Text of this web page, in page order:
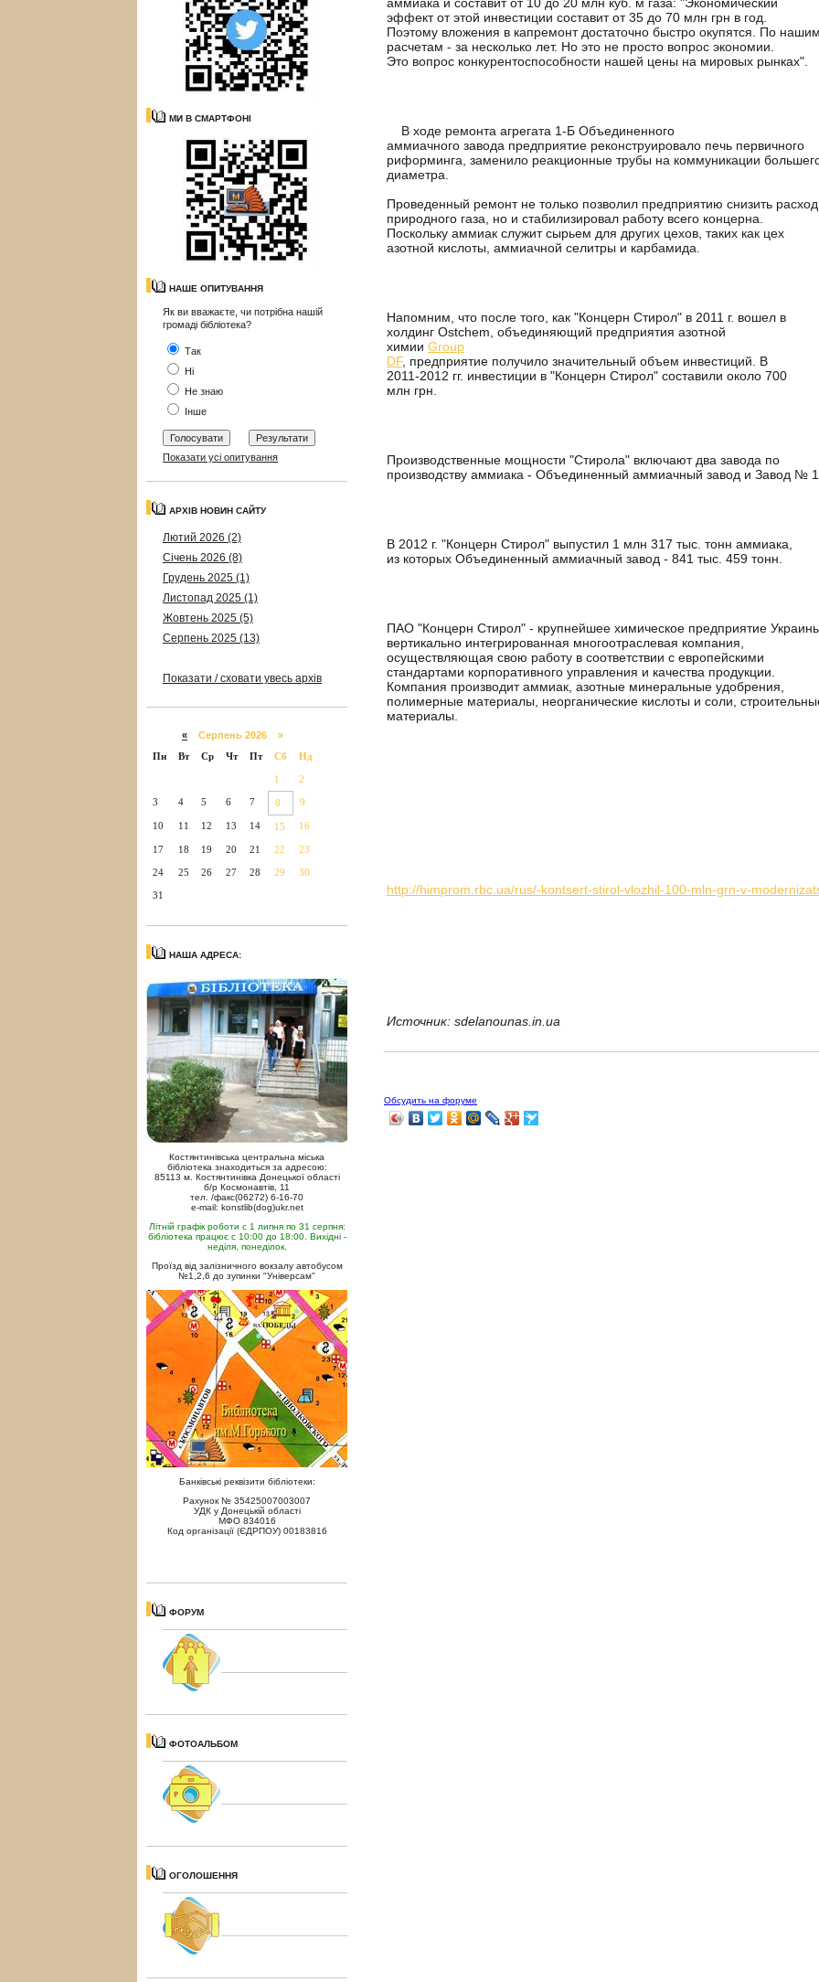
МИ В СМАРТФОНІ
НАШЕ ОПИТУВАННЯ
Як ви вважаєте, чи потрібна нашій
громаді бібліотека?
Так
Ні
Не знаю
Інше
Показати усі опитування
АРХІВ НОВИН САЙТУ
Лютий 2026 (2)
Січень 2026 (8)
Грудень 2025 (1)
Листопад 2025 (1)
Жовтень 2025 (5)
Серпень 2025 (13)
Показати / сховати увесь архів
« Серпень 2026 »
Пн
Вт Ср Чт Пт Сб Нд
1 2
3 4 5 6 7 8 9
10 11 12 13 14 15 16
17 18 19 20 21 22 23
24 25 26 27 28 29 30
31
НАША АДРЕСА:
Костянтинівська центральна міська
бібліотека знаходиться за адресою:
85113 м. Костянтинівка Донецької області
б/р Космонавтів, 11
тел. /факс(06272) 6-16-70
e-mail: konstlib(dog)ukr.net
Літній графік роботи с 1 липня по 31 серпня:
бібліотека працює с 10:00 до 18:00. Вихідні -
неділя, понеділок.
Проїзд від залізничного вокзалу автобусом
№1,2,6 до зупинки "Універсам"
Банківські реквізити бібліотеки:
Рахунок № 35425007003007
УДК у Донецькій області
МФО 834016
Код організації (ЄДРПОУ) 00183816
ФОРУМ
ФОТОАЛЬБОМ
ОГОЛОШЕННЯ
эффект от этой инвестиции составит от 35 до 70 млн грн в год.
Поэтому вложения в капремонт достаточно быстро окупятся. По
расчетам - за несколько лет. Но это не просто вопрос экономии.
Это вопрос конкурентоспособности нашей цены на мировых рынках".
В ходе ремонта агрегата 1-Б Объединенного
аммиачного завода предприятие реконструировало печь первичного
риформинга, заменило реакционные трубы на коммуникации
диаметра.
Проведенный ремонт не только позволил предприятию снизить расход
природного газа, но и стабилизировал работу всего концерна.
Поскольку аммиак служит сырьем для других цехов, таких как цех
азотной кислоты, аммиачной селитры и карбамида.
Напомним, что после того, как "Концерн Стирол" в 2011 г. вошел в
холдинг Ostchem, объединяющий предприятия азотной
химии Group
DF, предприятие получило значительный объем инвестиций. В
2011-2012 гг. инвестиции в "Концерн Стирол" составили около 700
млн грн.
Производственные мощности "Стирола" включают два завода по
производству аммиака - Объединенный аммиачный завод и Завод №
В 2012 г. "Концерн Стирол" выпустил 1 млн 317 тыс. тонн аммиака,
из которых Объединенный аммиачный завод - 841 тыс. 459 тонн.
ПАО "Концерн Стирол" - крупнейшее химическое предприятие
вертикально интегрированная многоотраслевая компания,
осуществляющая свою работу в соответствии с европейскими
стандартами корпоративного управления и качества продукции.
Компания производит аммиак, азотные минеральные удобрения,
полимерные материалы, неорганические кислоты и соли,
материалы.
http://himprom.rbc.ua/rus/-kontsert-stirol-vlozhil-100-mln-grn-v-
Источник: sdelanounas.in.ua
Обсудить на форуме